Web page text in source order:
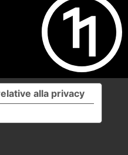
alla privacy